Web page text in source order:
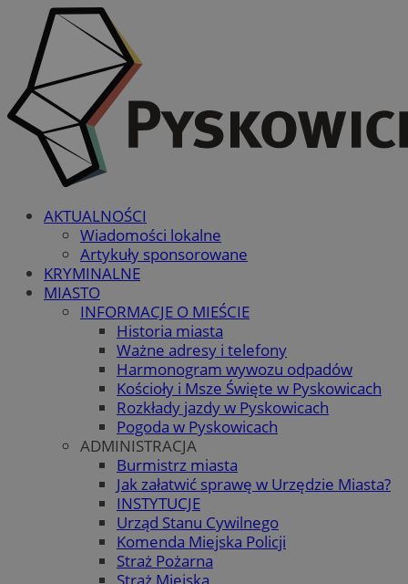
AKTUALNOŚCI
Wiadomości lokalne
Artykuły sponsorowane
KRYMINALNE
MIASTO
INFORMACJE O MIEŚCIE
Historia miasta
Ważne adresy i telefony
Harmonogram wywozu odpadów
Kościoły i Msze Święte w Pyskowicach
Rozkłady jazdy w Pyskowicach
Pogoda w Pyskowicach
ADMINISTRACJA
Burmistrz miasta
Jak załatwić sprawę w Urzędzie Miasta?
INSTYTUCJE
Urząd Stanu Cywilnego
Komenda Miejska Policji
Straż Pożarna